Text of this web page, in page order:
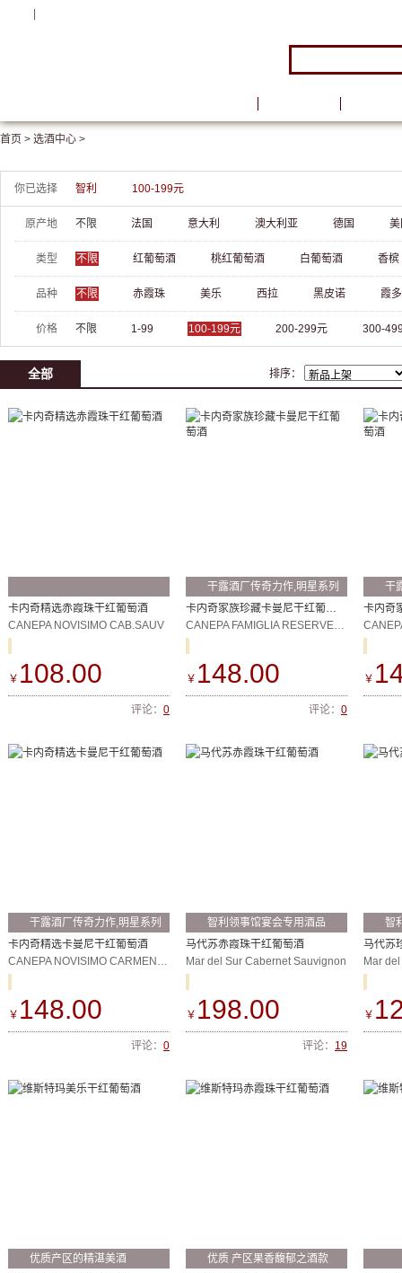
首页 > 选酒中心 >
你已选择 智利 100-199元
原产地 不限 法国 意大利 澳大利亚 德国
类型 不限 红葡萄酒 桃红葡萄酒 白葡萄酒 香槟
品种 不限 赤霞珠 美乐 西拉 黑皮诺 霞
价格 不限 1-99 100-199元 200-299元 300-
全部 排序：
卡内奇精选赤霞珠干红葡萄酒
CANEPA NOVISIMO CAB.SAUV
￥ 108.00
评论： 0
干露酒厂传奇力作,明星系列
产品之一
卡内奇家族珍藏卡曼尼干红葡萄酒
CANEPA FAMIGLIA RESERVE CARMENERE
￥ 148.00
评论： 0
干
产
￥
干露酒厂传奇力作,明星系列
产品之一
卡内奇精选卡曼尼干红葡萄酒
CANEPA NOVISIMO CARMENERE
￥ 148.00
评论： 0
智利领事馆宴会专用酒品
马代苏赤霞珠干红葡萄酒
Mar del Sur Cabernet Sauvignon
￥ 198.00
评论： 19
智
马代苏
￥
优质产区的精湛美酒
优质 产区果香馥郁之酒款